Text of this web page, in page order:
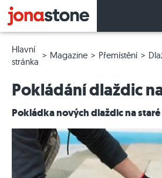
Hlavní
stránka
Magazine Přemístění
Pokládání dlaždic
Pokládka nových dlaždic na staré